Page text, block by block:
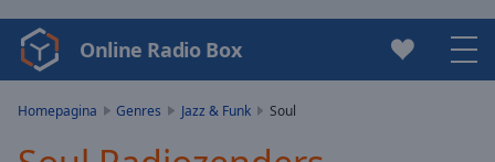
Video
Player
Play
Online Radio Box
Homepagina Genres Jazz & Funk Soul